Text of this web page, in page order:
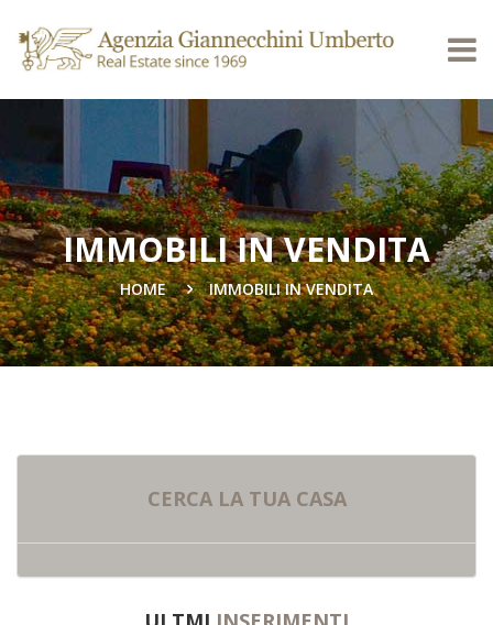
IMMOBILI IN VENDITA
HOME IMMOBILI IN VENDITA
CERCA LA TUA CASA